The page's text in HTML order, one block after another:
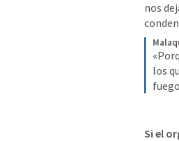
nos
los
Si el